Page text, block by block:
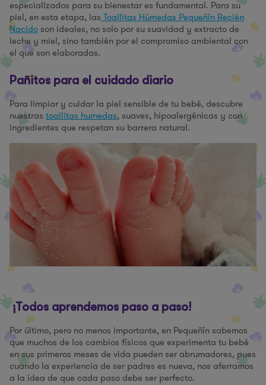
especializados para su bienestar es fundamental. Para su
piel, en esta etapa, las Toallitas Húmedas Pequeñín Recién
Nacido son ideales, no solo por su suavidad y extracto de
leche y miel, sino también por el compromiso ambiental con
el que son elaboradas.
Pañitos para el cuidado diario
Para limpiar y cuidar la piel sensible de tu bebé, descubre
nuestras toallitas humedas, suaves, hipoalergénicas y con
ingredientes que respetan su barrera natural.
¡Todos aprendemos paso a paso!
Por último, pero no menos importante, en Pequeñín sabemos
que muchos de los cambios físicos que experimenta tu bebé
en sus primeros meses de vida pueden ser abrumadores, pues
cuando la experiencia de ser padres es nueva, nos aferramos
a la idea de que cada paso debe ser perfecto.